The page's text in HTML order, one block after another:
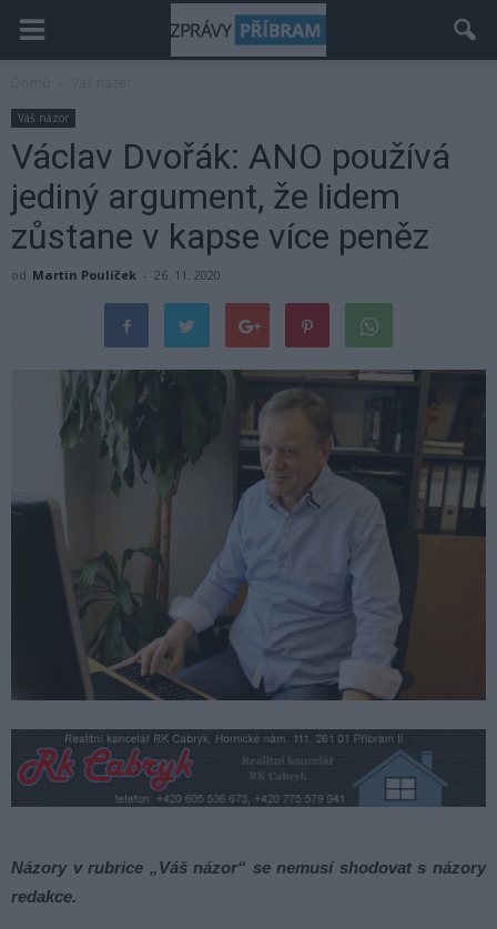
Váš názor
Václav Dvořák: ANO používá
jediný argument, že lidem
zůstane v kapse více peněz
od Martin Poulíček - 26. 11. 2020
Názory v rubrice „Váš názor“ se nemusí shodovat s názory
redakce.